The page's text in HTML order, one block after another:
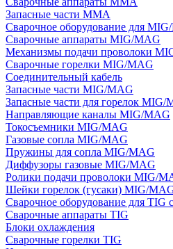
Запасные части MMA
Сварочное оборудование для
Сварочные аппараты MIG/MAG
Механизмы подачи проволоки
Сварочные горелки MIG/MAG
Соединительный кабель
Запасные части MIG/MAG
Запасные части для горелок MIG/
Направляющие каналы MIG/MAG
Токосъемники MIG/MAG
Газовые сопла MIG/MAG
Пружины для сопла MIG/MAG
Диффузоры газовые MIG/MAG
Ролики подачи проволоки MIG/
Шейки горелок (гусаки) MIG/
Сварочное оборудование для TIG
Сварочные аппараты TIG
Блоки охлаждения
Сварочные горелки TIG